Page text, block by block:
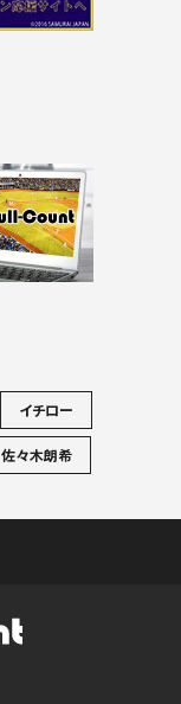
イチロー
佐々木朗希